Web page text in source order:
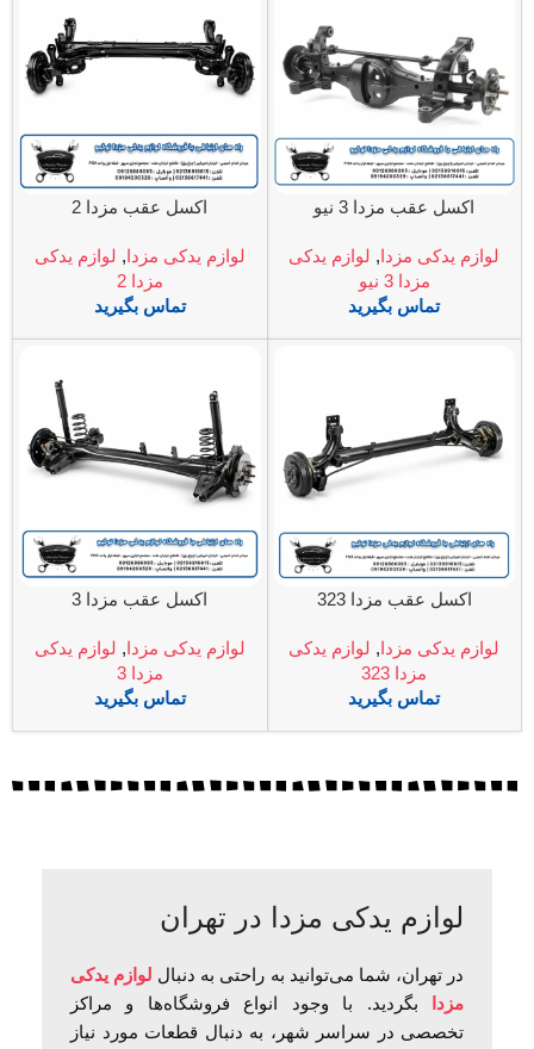
اکسل عقب مزدا 3 نیو
لوازم یدکی مزدا, لوازم یدکی
مزدا 3 نیو
تماس بگیرید
اکسل عقب مزدا 2
لوازم یدکی مزدا, لوازم یدکی
مزدا 2
تماس بگیرید
اکسل عقب مزدا 323
لوازم یدکی مزدا, لوازم یدکی
مزدا 323
تماس بگیرید
اکسل عقب مزدا 3
لوازم یدکی مزدا, لوازم یدکی
مزدا 3
تماس بگیرید
لوازم یدکی مزدا در تهران
در تهران، شما می‌توانید به راحتی به دنبال لوازم یدکی
مزدا
بگردید. با وجود انواع فروشگاه‌ها و مراکز
تخصصی در سراسر شهر، به دنبال قطعات مورد نیاز